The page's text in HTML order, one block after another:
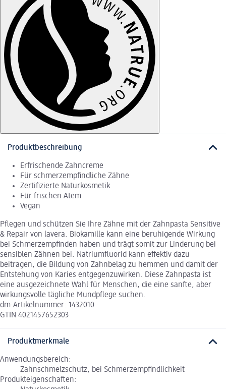
Produktbeschreibung
Erfrischende Zahncreme
Für schmerzempfindliche Zähne
Zertifizierte Naturkosmetik
Für frischen Atem
Vegan
Pflegen und schützen Sie Ihre Zähne mit der Zahnpasta Sensitive
& Repair von lavera. Biokamille kann eine beruhigende Wirkung
bei Schmerzempfinden haben und trägt somit zur Linderung bei
sensiblen Zähnen bei. Natriumfluorid kann effektiv dazu
beitragen, die Bildung von Zahnbelag zu hemmen und damit der
Entstehung von Karies entgegenzuwirken. Diese Zahnpasta ist
eine ausgezeichnete Wahl für Menschen, die eine sanfte, aber
wirkungsvolle tägliche Mundpflege suchen.
dm-Artikelnummer: 1432010
GTIN 4021457652303
Produktmerkmale
Anwendungsbereich:
Zahnschmelzschutz, bei Schmerzempfindlichkeit
Produkteigenschaften: